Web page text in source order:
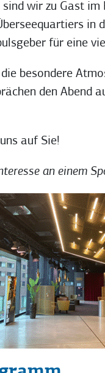
sind wir zu Gast
in
für eine
besondere
den Abend
auf Sie!
an einem